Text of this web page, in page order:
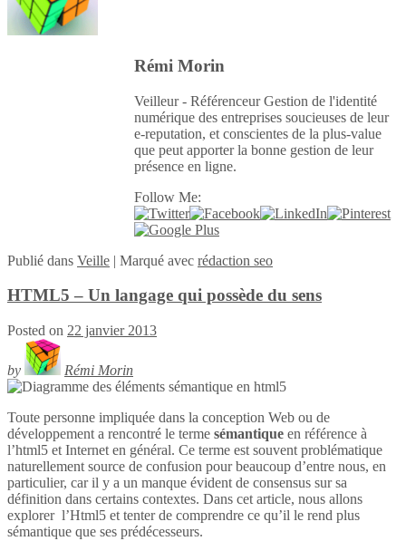
Rémi Morin
Veilleur - Référenceur Gestion de l'identité
numérique des entreprises soucieuses de leur
e-reputation, et conscientes de la plus-value
que peut apporter la bonne gestion de leur
présence en ligne.
Follow Me:
Publié dans Veille | Marqué avec rédaction seo
HTML5 – Un langage qui possède du sens
Posted on 22 janvier 2013
by Rémi Morin
Toute personne impliquée dans la conception Web ou de
développement a rencontré le terme sémantique en référence à
l’html5 et Internet en général. Ce terme est souvent problématique
naturellement source de confusion pour beaucoup d’entre nous, en
particulier, car il y a un manque évident de consensus sur sa
définition dans certains contextes. Dans cet article, nous allons
explorer l’Html5 et tenter de comprendre ce qu’il le rend plus
sémantique que ses prédécesseurs.